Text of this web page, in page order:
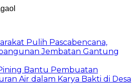
Pulih Pascabencana,
Jembatan Gantung
Bantu Pembuatan
Air dalam Karya Bakti di Desa